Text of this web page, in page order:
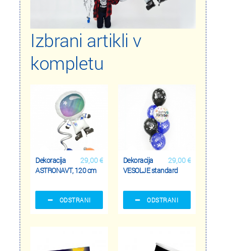
Izbrani artikli v
kompletu
29,00 €
Dekoracija
ASTRONAVT, 120 cm
ODSTRANI
29,00 €
Dekoracija
VESOLJE standard
ODSTRANI